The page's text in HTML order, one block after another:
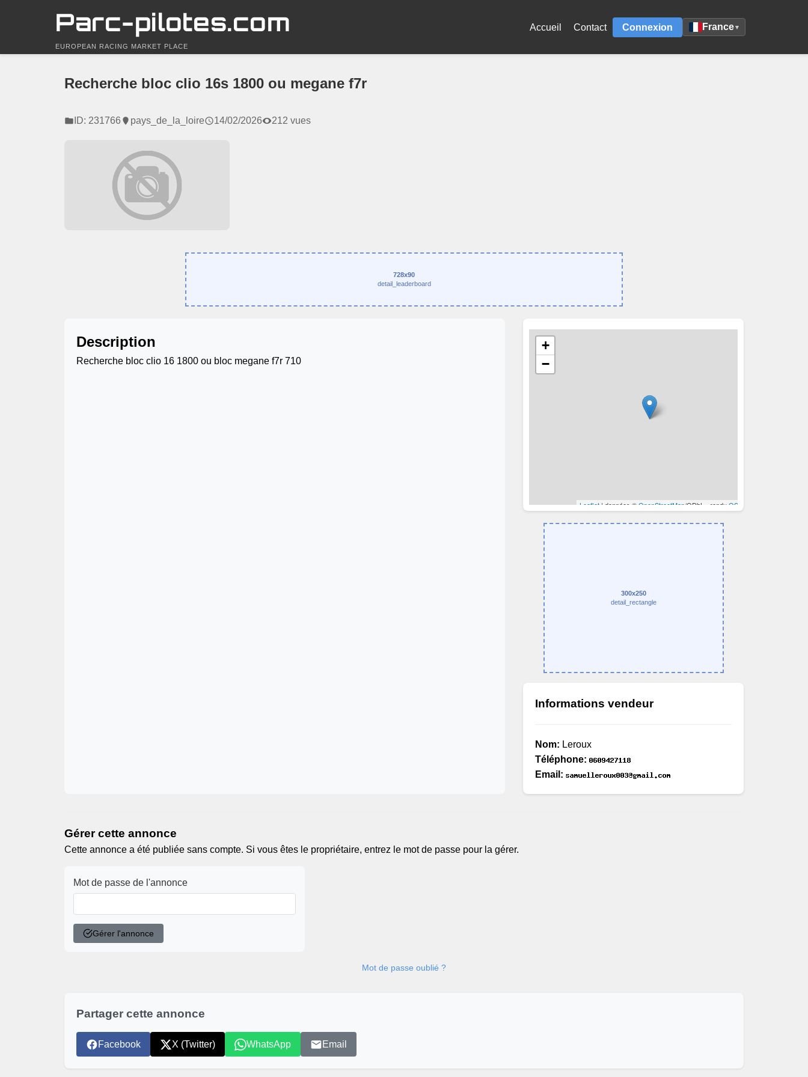
Parc-pilotes.com
EUROPEAN RACING MARKET PLACE
Accueil Contact Connexion France▾
Recherche bloc clio 16s 1800 ou megane f7r
ID: 231766 pays_de_la_loire 14/02/2026 212 vues
728x90
detail_leaderboard
Description
Recherche bloc clio 16 1800 ou bloc megane f7r 710
300x250
detail_rectangle
Informations vendeur
Nom: Leroux
Téléphone:
Email:
Gérer cette annonce
Cette annonce a été publiée sans compte. Si vous êtes le propriétaire, entrez le mot de passe pour la gérer.
Mot de passe de l'annonce
Gérer l'annonce
Mot de passe oublié ?
Partager cette annonce
Facebook X (Twitter) WhatsApp Email